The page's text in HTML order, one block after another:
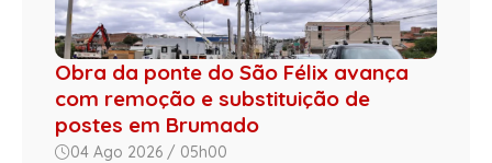
Obra da ponte do São Félix avança
com remoção e substituição de
postes em Brumado
04 Ago 2026 / 05h00